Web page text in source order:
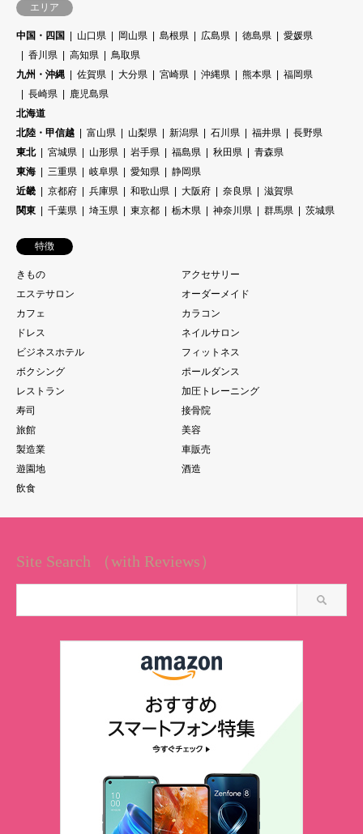
エリア
中国・四国 山口県 岡山県 島根県 広島県 徳島県
愛媛県
香川県
高知県
鳥取県
九州・沖縄
佐賀県 大分県 宮崎県 沖縄県 熊本県
福岡県
長崎県
鹿児島県
北海道
北陸・甲信越
富山県 山梨県 新潟県 石川県 福井県
長野県
東北
宮城県 山形県 岩手県 福島県 秋田県
青森県
東海
三重県 岐阜県 愛知県
静岡県
近畿
京都府 兵庫県 和歌山県 大阪府 奈良県
滋賀県
関東
千葉県 埼玉県 東京都 栃木県 神奈川県 群馬県 茨城県
特徴
きもの
アクセサリー
エステサロン
オーダーメイド
カフェ
カラコン
ドレス
ネイルサロン
ビジネスホテル
フィットネス
ボクシング
ポールダンス
レストラン
加圧トレーニング
寿司
接骨院
旅館
美容
製造業
車販売
遊園地
酒造
飲食
Site Search （with Reviews）